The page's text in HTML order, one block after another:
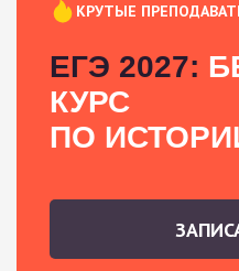
КРУТЫЕ
ЕГЭ 2027:
КУРС
ПО